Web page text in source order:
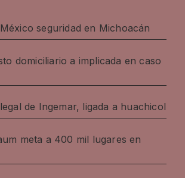
seguridad en Michoacán
domiciliario a implicada en caso
de Ingemar, ligada a huachicol
meta a 400 mil lugares en